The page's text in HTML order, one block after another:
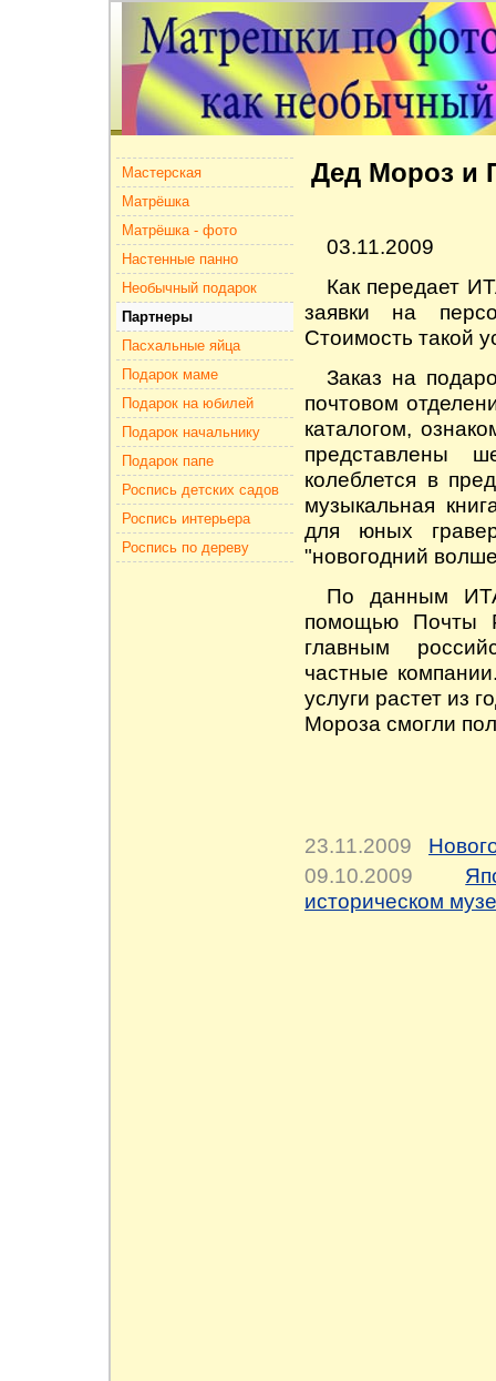
Дед Мороз и
03.11.2009
Как передает
заявки на
Стоимость такой
Заказ на
почтовом
каталогом,
представлены
колеблется в
музыкальная
для юных
"новогодний
По данным
помощью Почты
главным
частные
услуги растет из
Мороза смогли
23.11.2009
09.10.2009
историческом
Мастерская
Матрёшка
Матрёшка - фото
Настенные панно
Необычный подарок
Партнеры
Пасхальные яйца
Подарок маме
Подарок на юбилей
Подарок начальнику
Подарок папе
Роспись детских садов
Роспись интерьера
Роспись по дереву